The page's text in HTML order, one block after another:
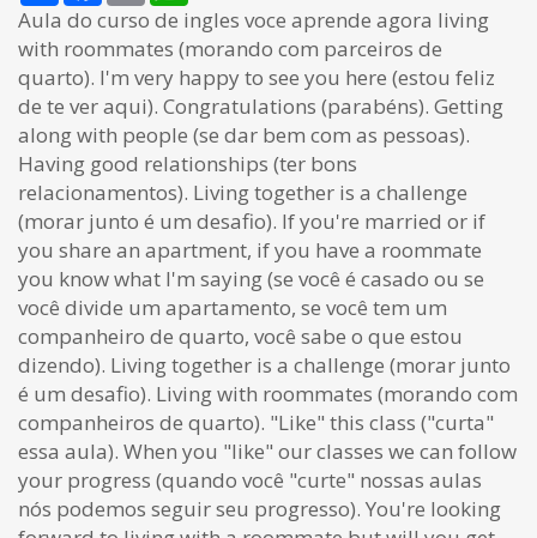
Aula do curso de ingles voce aprende agora living
with roommates (morando com parceiros de
quarto). I'm very happy to see you here (estou feliz
de te ver aqui). Congratulations (parabéns). Getting
along with people (se dar bem com as pessoas).
Having good relationships (ter bons
relacionamentos). Living together is a challenge
(morar junto é um desafio). If you're married or if
you share an apartment, if you have a roommate
you know what I'm saying (se você é casado ou se
você divide um apartamento, se você tem um
companheiro de quarto, você sabe o que estou
dizendo). Living together is a challenge (morar junto
é um desafio). Living with roommates (morando com
companheiros de quarto). "Like" this class ("curta"
essa aula). When you "like" our classes we can follow
your progress (quando você "curte" nossas aulas
nós podemos seguir seu progresso). You're looking